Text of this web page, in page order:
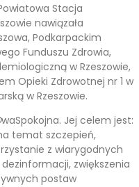
Stacja
nawiązała
Podkarpackim
Funduszu Zdrowia,
w Rzeszowie,
Opieki Zdrowotnej nr 1 w
w Rzeszowie.
waSpokojna. Jej celem jest:
temat szczepień,
z wiarygodnych
zwiększenia
postaw